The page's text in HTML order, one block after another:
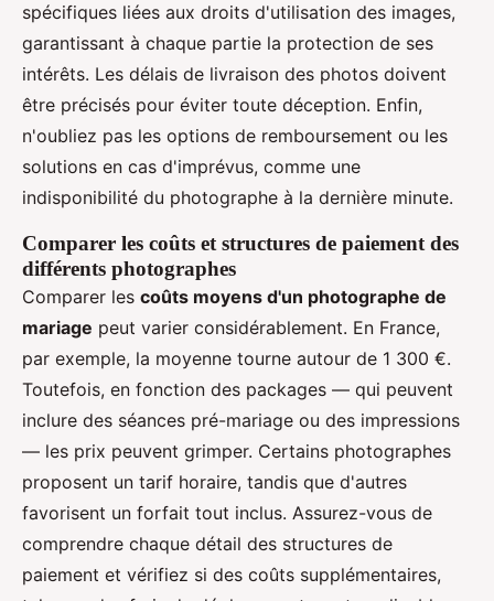
spécifiques liées aux droits d'utilisation des images,
garantissant à chaque partie la protection de ses
intérêts. Les délais de livraison des photos doivent
être précisés pour éviter toute déception. Enfin,
n'oubliez pas les options de remboursement ou les
solutions en cas d'imprévus, comme une
indisponibilité du photographe à la dernière minute.
Comparer les coûts et structures de paiement des
différents photographes
Comparer les coûts moyens d'un photographe de
mariage peut varier considérablement. En France,
par exemple, la moyenne tourne autour de 1 300 €.
Toutefois, en fonction des packages — qui peuvent
inclure des séances pré-mariage ou des impressions
— les prix peuvent grimper. Certains photographes
proposent un tarif horaire, tandis que d'autres
favorisent un forfait tout inclus. Assurez-vous de
comprendre chaque détail des structures de
paiement et vérifiez si des coûts supplémentaires,